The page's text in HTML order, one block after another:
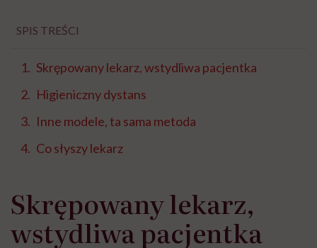
SPIS TREŚCI
Skrępowany lekarz, wstydliwa pacjentka
Higieniczny dystans
Inne modele, ta sama metoda
Co słyszy lekarz
Skrępowany lekarz,
wstydliwa pacjentka